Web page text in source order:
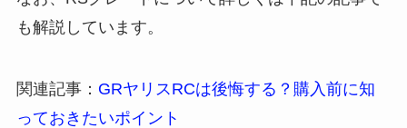
も解説しています。
関連記事： GRヤリスRCは後悔する？購入前に知
っておきたいポイント